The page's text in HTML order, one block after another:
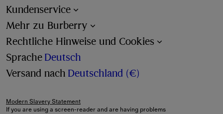
Kundenservice
Mehr zu Burberry
Rechtliche Hinweise und Cookies
Sprache Deutsch
Versand nach Deutschland (€)
Modern Slavery Statement
If you are using a screen-reader and are having problems